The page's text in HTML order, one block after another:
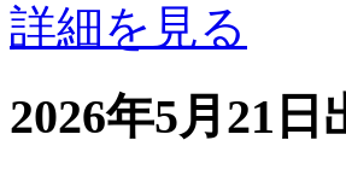
詳細を見る
2026年5月21日